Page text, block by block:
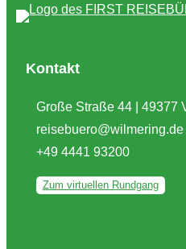
Kontakt
Große Straße 44 | 49377
reisebuero@wilmering.de
+49 4441 93200
Zum virtuellen Rundgang